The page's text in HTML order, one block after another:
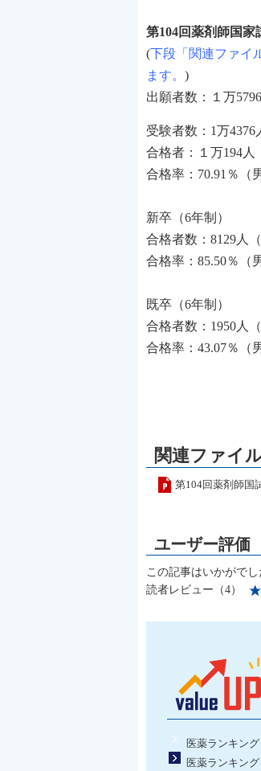
第104回薬剤師国家
(下段「関連ファイ
ます。 )
出願者数：１万
受験者数：1万4376
合格者：１万194人
合格率：70.91％（
新卒（6年制）
合格者数：8129人
合格率：85.50％（
既卒（6年制）
合格者数：1950人
合格率：43.07％（
関連ファイ
第104回薬剤師国
この記事はいかがでし
読者レビュー（4）
医薬ランキン
医薬ランキン